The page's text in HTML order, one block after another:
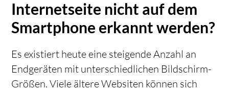
Internetseite nicht auf dem
Smartphone erkannt werden?
Es existiert heute eine steigende Anzahl an
Endgeräten mit unterschiedlichen Bildschirm-
Größen. Viele ältere Websiten können sich